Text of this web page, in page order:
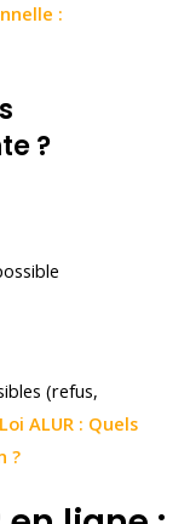
:
?
(refus,
ALUR : Quels
?